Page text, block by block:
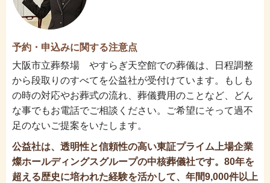
予約・申込みに関する注意点
大阪市立葬祭場 やすらぎ天空館での葬儀は、日程調整
から段取りのすべてを公益社が受付けています。もしも
の時の対応やお葬式の流れ、葬儀費用のことなど、どん
な事でもお電話でご相談ください。ご希望にそって過不
足のないご提案をいたします。
公益社は、透明性と信頼性の高い東証プライム上場企業
燦ホールディングスグループの中核葬儀社です。80年を
超える歴史に培われた経験を活かして、年間9,000件以上